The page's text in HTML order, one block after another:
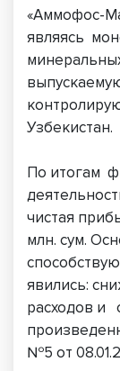
«Аммофос-
являясь
Узбекистан.
По итогам
чистая
млн. сум.
явились:
расходов и
№5 от